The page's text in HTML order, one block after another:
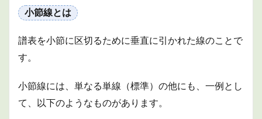
小節線とは
譜表を小節に区切るために垂直に引かれた線のことで
す。
小節線には、単なる単線（標準）の他にも、一例とし
て、以下のようなものがあります。